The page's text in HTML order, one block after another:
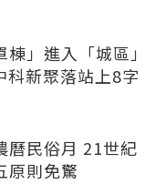
」進入「城區」
科新聚落站上8字
曆民俗月 21世紀
原則免驚